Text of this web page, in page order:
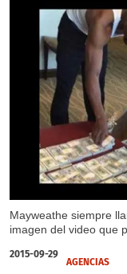
Mayweathe siempre
imagen del video que
2015-09-29
AGENCIAS